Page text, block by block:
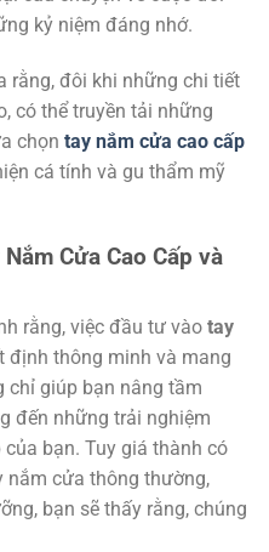
kỷ niệm đáng nhớ.
rằng, đôi khi những chi tiết
có thể truyền tải những
chọn tay nắm cửa cao cấp
cá tính và gu thẩm mỹ
Cửa Cao Cấp và
rằng, việc đầu tư vào tay
định thông minh và mang
chỉ giúp bạn nâng tầm
đến những trải nghiệm
bạn. Tuy giá thành có
nắm cửa thông thường,
bạn sẽ thấy rằng, chúng